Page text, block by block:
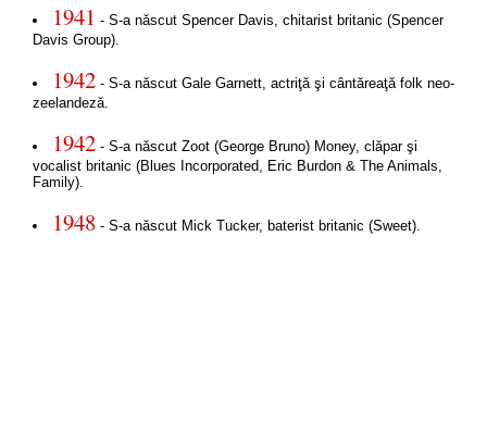
1941 - S-a născut Spencer Davis, chitarist britanic (Spencer
Davis Group).
1942- S-a născut Gale Garnett, actriţă şi cântăreaţă folk neo-
zeelandeză.
1942- S-a născut Zoot (George Bruno) Money, clăpar şi
vocalist britanic (Blues Incorporated, Eric Burdon & The Animals,
Family).
1948- S-a născut Mick Tucker, baterist britanic (Sweet).